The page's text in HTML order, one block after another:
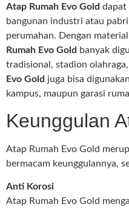
Atap Rumah Evo Gold dapat
bangunan industri atau
perumahan. Dengan
Rumah Evo Gold banyak
tradisional, stadion
Evo Gold juga bisa
kampus, maupun garasi
Keunggulan
Atap Rumah Evo Gold
bermacam keunggulannya,
Anti Korosi
Atap Rumah Evo Gold